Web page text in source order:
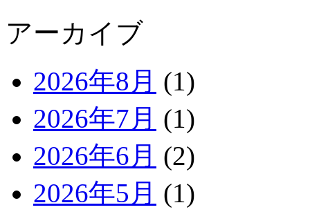
アーカイブ
2026年8月 (1)
2026年7月 (1)
2026年6月 (2)
2026年5月 (1)